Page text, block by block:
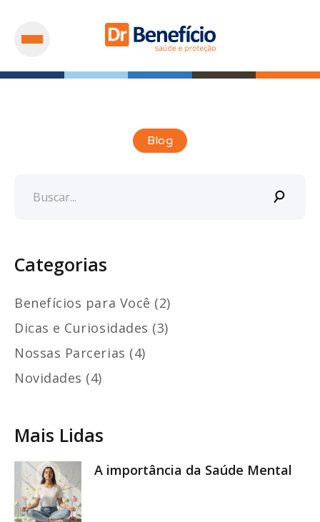
Blog
Categorias
Benefícios para Você (2)
Dicas e Curiosidades (3)
Nossas Parcerias (4)
Novidades (4)
Mais Lidas
A importância da Saúde Mental